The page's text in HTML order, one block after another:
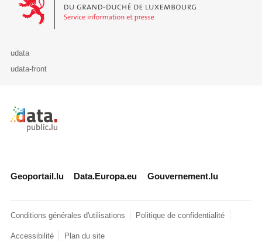
udata
udata-front
Retour à l'accueil de data.public.lu
Geoportail.lu Data.Europa.eu Gouvernement.lu
Conditions générales d'utilisations Politique de confidentialité
Accessibilité Plan du site